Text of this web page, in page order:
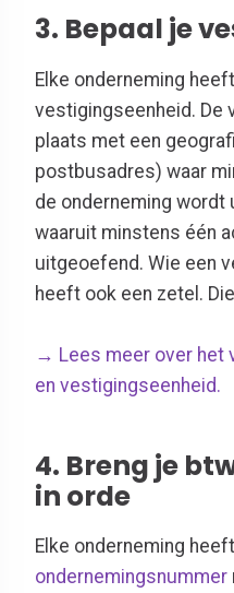
3. Bepaal je
Elke onderneming
vestigingseenheid. De
plaats met een
postbusadres) waar
de onderneming wordt
waaruit minstens één
uitgeoefend. Wie een
heeft ook een zetel.
→ Lees meer over het
en vestigingseenheid.
4. Breng je
in orde
Elke onderneming
ondernemingsnummer